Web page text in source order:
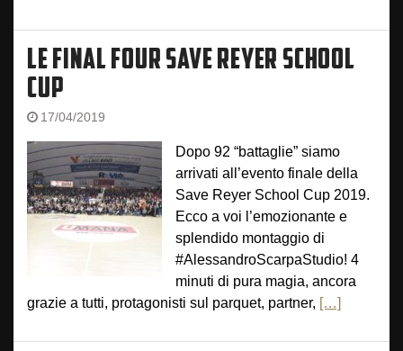
LE FINAL FOUR SAVE REYER SCHOOL
CUP
17/04/2019
Dopo 92 “battaglie” siamo
arrivati all’evento finale della
Save Reyer School Cup 2019.
Ecco a voi l’emozionante e
splendido montaggio di
#AlessandroScarpaStudio! 4
minuti di pura magia, ancora
grazie a tutti, protagonisti sul parquet, partner, […]